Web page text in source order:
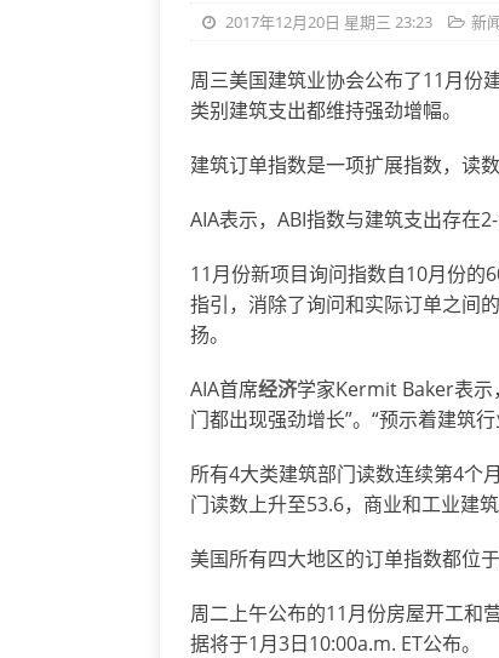
2017年12月20日 星期三 23:23 新
周三美国建筑业协会公布了11月份
类别建筑支出都维持强劲增幅。
建筑订单指数是一项扩展指数，读
AIA表示，ABI指数与建筑支出存在2-
11月份新项目询问指数自10月份的
指引，消除了询问和实际订单之间
扬。
AIA首席经济学家Kermit Baker表示
门都出现强劲增长”。“预示着建筑
所有4大类建筑部门读数连续第4个
门读数上升至53.6，商业和工业建
美国所有四大地区的订单指数都位于
周二上午公布的11月份房屋开工和
据将于1月3日10:00a.m. ET公布。